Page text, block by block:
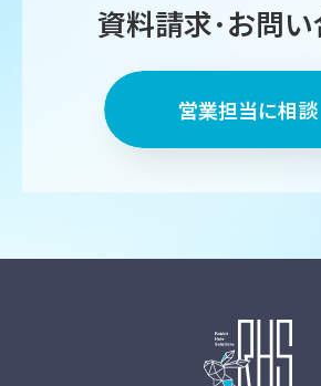
資料請求･お問
営業担当に相談